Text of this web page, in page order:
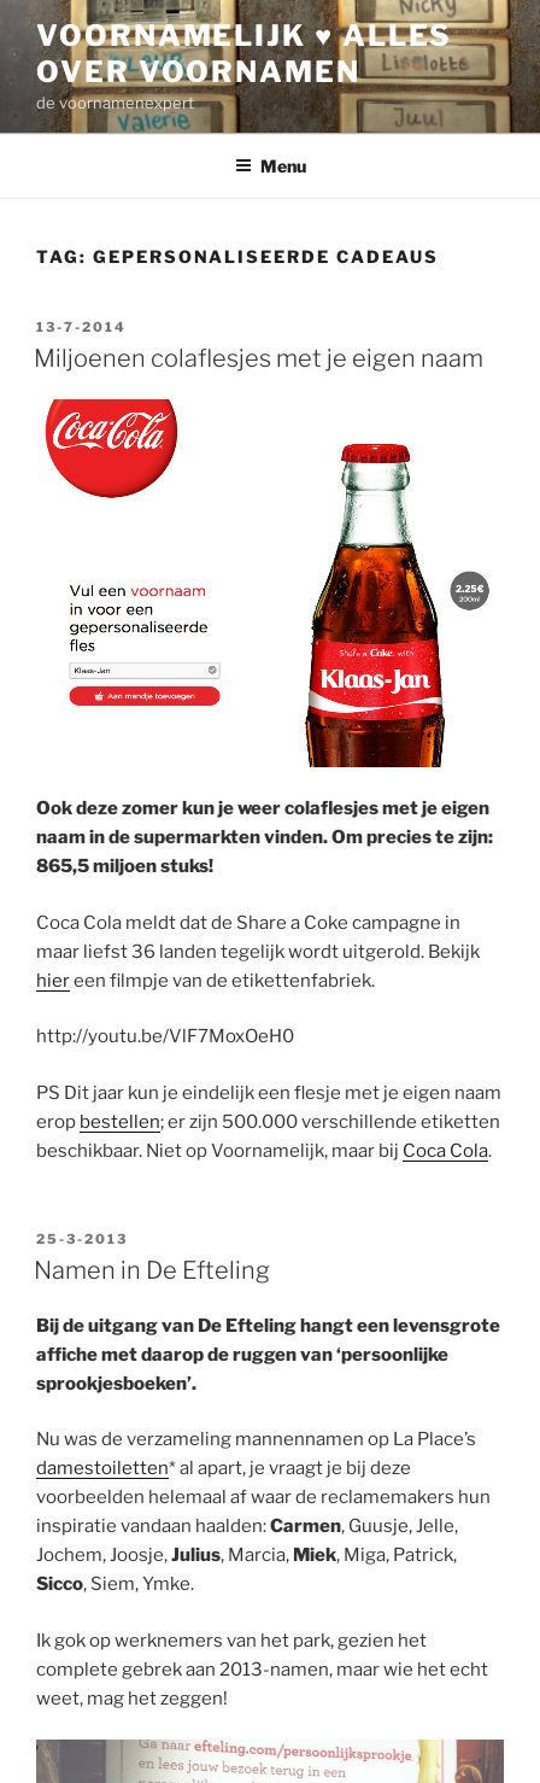
inhoud
VOORNAMELIJK ♥ ALLES
OVER VOORNAMEN
de voornamenexpert
Menu
TAG: GEPERSONALISEERDE CADEAUS
GEPLAATST
OP
13-7-2014
Miljoenen colaflesjes met je eigen naam
Ook deze zomer kun je weer colaflesjes met je eigen
naam in de supermarkten vinden. Om precies te zijn:
865,5 miljoen stuks!
Coca Cola meldt dat de Share a Coke campagne in
maar liefst 36 landen tegelijk wordt uitgerold. Bekijk
hiereen filmpje van de etikettenfabriek.
http://youtu.be/VlF7MoxOeH0
PS Dit jaar kun je eindelijk een flesje met je eigen naam
erop bestellen; er zijn 500.000 verschillende etiketten
beschikbaar. Niet op Voornamelijk, maar bij Coca Cola.
GEPLAATST
OP
25-3-2013
Namen in De Efteling
Bij de uitgang van De Efteling hangt een levensgrote
affiche met daarop de ruggen van ‘persoonlijke
sprookjesboeken’.
Nu was de verzameling mannennamen op La Place’s
damestoiletten* al apart, je vraagt je bij deze
voorbeelden helemaal af waar de reclamemakers hun
inspiratie vandaan haalden:Carmen, Guusje, Jelle,
Jochem, Joosje,Julius, Marcia, Miek, Miga, Patrick,
Sicco, Siem, Ymke.
Ik gok op werknemers van het park, gezien het
complete gebrek aan 2013-namen, maar wie het echt
weet, mag het zeggen!